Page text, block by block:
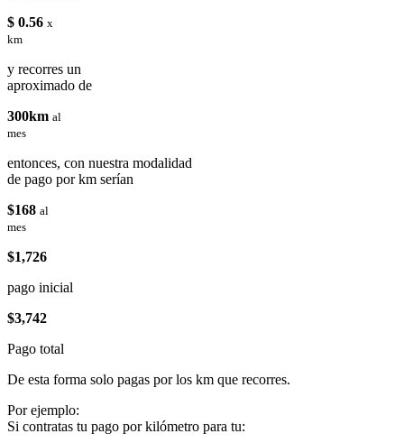
$ 0.56 x
km
y recorres un
aproximado de
300km al
mes
entonces, con nuestra modalidad
de pago por km serían
$168 al
mes
$1,726
pago inicial
$3,742
Pago total
De esta forma solo pagas por los km que recorres.
Por ejemplo:
Si contratas tu pago por kilómetro para tu: